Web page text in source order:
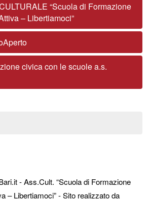
“Scuola di Formazione
– Libertiamoci”
civica con le scuole a.s.
- Ass.Cult. “Scuola di Formazione
– Libertiamoci” - Sito realizzato da